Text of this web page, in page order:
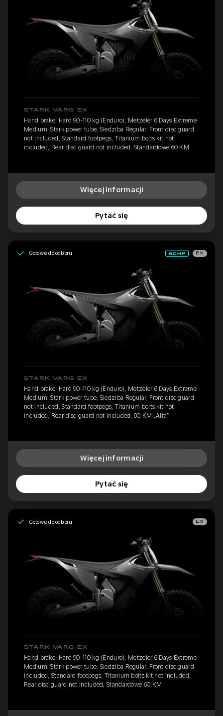
STARK VARG EX
Hand brake, Hard 90-110 kg (Enduro), Metzeler 6 Days Extreme
Medium, Stark power tube, Siedziba Regular, Front disc guard
not included, Standard footpegs, Titanium bolts kit not
included, Rear disc guard not included, Standardowe 60 KM
Więcej informacji
Pytać się
Gotowe do odbioru EX
STARK VARG EX
Hand brake, Hard 90-110 kg (Enduro), Metzeler 6 Days Extreme
Medium, Stark power tube, Siedziba Regular, Front disc guard
not included, Standard footpegs, Titanium bolts kit not
included, Rear disc guard not included, 80 KM „Alfa”
Więcej informacji
Pytać się
Gotowe do odbioru EX
STARK VARG EX
Hand brake, Hard 90-110 kg (Enduro), Metzeler 6 Days Extreme
Medium, Stark power tube, Siedziba Regular, Front disc guard
included, Standard footpegs, Titanium bolts kit not included,
Rear disc guard not included, Standardowe 60 KM